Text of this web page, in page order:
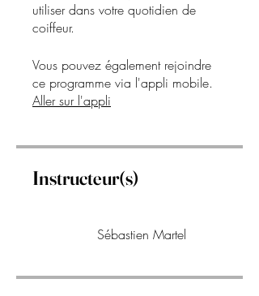
utiliser dans votre quotidien de
coiffeur.
Vous pouvez également rejoindre
ce programme via l'appli mobile.
Aller sur l'appli
Instructeur(s)
Sébastien Martel